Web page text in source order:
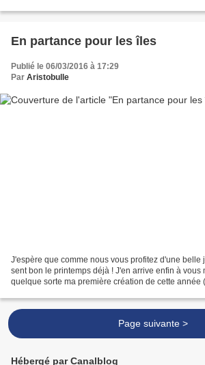
En partance pour les îles
Publié le 06/03/2016 à 17:29
Par Aristobulle
J'espère que comme nous vous profitez d'une
sent bon le printemps déjà ! J'en arrive enfin à vous
quelque sorte ma première création de cette année
Page suivante >
Hébergé par Canalblog